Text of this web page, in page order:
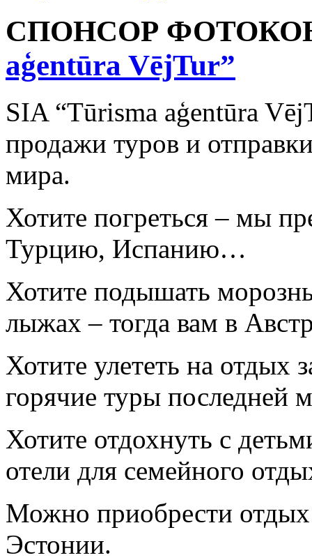
СПОНСОР
aģentūra VējTur”
SIA “Tūrisma aģentūra
продажи туров и
мира.
Хотите погреться – мы
Турцию, Испанию…
Хотите подышать
лыжах – тогда вам в
Хотите улететь на
горячие туры последней
Хотите отдохнуть с
отели для семейного
Можно приобрести
Эстонии.